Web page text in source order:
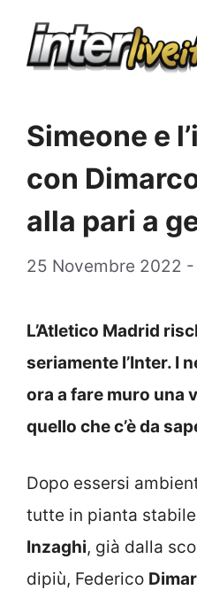
Simeone e
con
alla pari a
25 Novembre 2022 -
L’Atletico Madrid
seriamente l’Inter. I
ora a fare muro una
quello che c’è da
Dopo essersi
tutte in pianta
Inzaghi, già dalla
dipiù, Federico